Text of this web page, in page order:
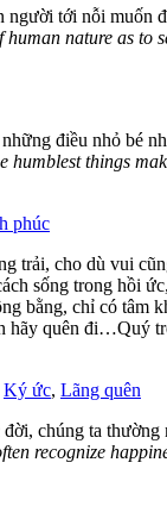
người tới nỗi muốn
nature as to
điều nhỏ bé
humblest things
phúc
trải, cho dù vui
sống trong hồi
bằng, chỉ có tâm
hãy quên đi…Quý
Ký ức, Lãng quên
chúng ta
recognize